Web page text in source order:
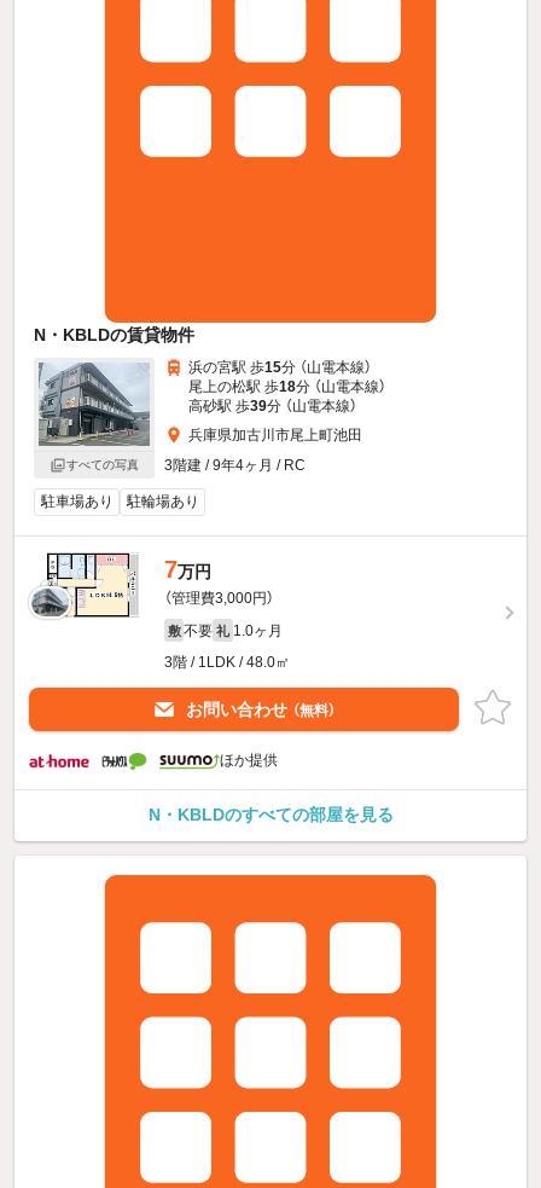
N・KBLDの賃貸物件
すべての写真
浜の宮駅 歩15分 （山電本線）
尾上の松駅 歩18分 （山電本線）
高砂駅 歩39分 （山電本線）
兵庫県加古川市尾上町池田
3階建 / 9年4ヶ月 / RC
駐車場あり 駐輪場あり
7万円
（管理費3,000円）
敷 不要 礼 1.0ヶ月
3階 / 1LDK / 48.0㎡
お問い合わせ （無料）
ほか提供
N・KBLDのすべての部屋を見る